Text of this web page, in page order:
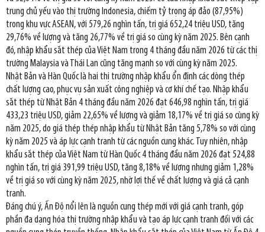
trung chủ yếu vào thị trường Indonesia, chiếm tỷ trọng áp đảo (87,95%)
trong khu vực ASEAN, với 579,26 nghìn tấn, trị giá 652,24 triệu USD, tăng
29,76% về lượng và tăng 26,77% về trị giá so cùng kỳ năm 2025. Bên cạnh
đó, nhập khẩu sắt thép của Việt Nam trong 4 tháng đầu năm 2026 từ các thị
trường Malaysia và Thái Lan cũng tăng mạnh so với cùng kỳ năm 2025.
Nhật Bản và Hàn Quốc là hai thị trường nhập khẩu ổn định các dòng thép
chất lượng cao, phục vụ sản xuất công nghiệp và cơ khí chế tạo. Nhập khẩu
sắt thép từ Nhật Bản 4 tháng đầu năm 2026 đạt 646,98 nghìn tấn, trị giá
433,23 triệu USD, giảm 22,65% về lượng và giảm 18,17% về trị giá so cùng kỳ
năm 2025, do giá thép thép nhập khẩu từ Nhật Bản tăng 5,78% so với cùng
kỳ năm 2025 và áp lực cạnh tranh từ các nguồn cung khác. Tuy nhiên, nhập
khẩu sắt thép của Việt Nam từ Hàn Quốc 4 tháng đầu năm 2026 đạt 524,88
nghìn tấn, trị giá 391,99 triệu USD, tăng 8,18% về lượng nhưng giảm 1,28%
về trị giá so với cùng kỳ năm 2025, nhờ lợi thế về chất lượng và giá cả cạnh
tranh.
Đáng chú ý, Ấn Độ nổi lên là nguồn cung thép mới với giá cạnh tranh, góp
phần đa dạng hóa thị trường nhập khẩu và tạo áp lực cạnh tranh đối với các